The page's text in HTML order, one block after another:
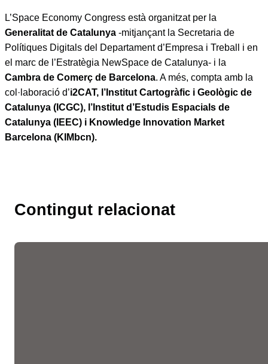
L’Space Economy Congress està organitzat per la
Generalitat de Catalunya -mitjançant la Secretaria de
Polítiques Digitals del Departament d’Empresa i Treball i en
el marc de l’Estratègia NewSpace de Catalunya- i la
Cambra de Comerç de Barcelona. A més, compta amb la
col·laboració d’i2CAT, l’Institut Cartogràfic i Geològic de
Catalunya (ICGC), l’Institut d’Estudis Espacials de
Catalunya (IEEC) i Knowledge Innovation Market
Barcelona (KIMbcn).
Contingut relacionat